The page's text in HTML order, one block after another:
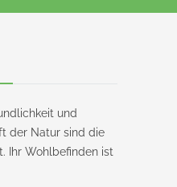
und
der Natur sind die
Ihr Wohlbefinden ist